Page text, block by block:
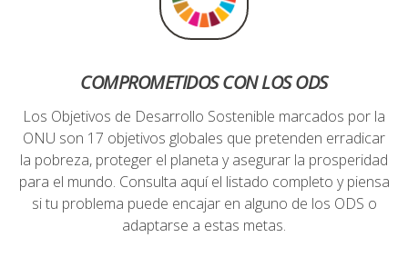
COMPROMETIDOS CON LOS ODS
Los Objetivos de Desarrollo Sostenible marcados por la
ONU son 17 objetivos globales que pretenden erradicar
la pobreza, proteger el planeta y asegurar la prosperidad
para el mundo. Consulta aquí el listado completo y piensa
si tu problema puede encajar en alguno de los ODS o
adaptarse a estas metas.